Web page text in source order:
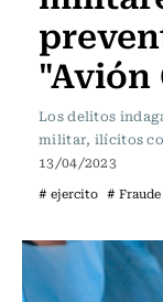
"Avión
Los delitos
militar, ilícitos
13/04/2023
# ejercito # Fraude